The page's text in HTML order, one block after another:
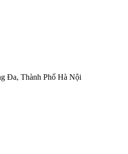
Đa, Thành Phố Hà Nội